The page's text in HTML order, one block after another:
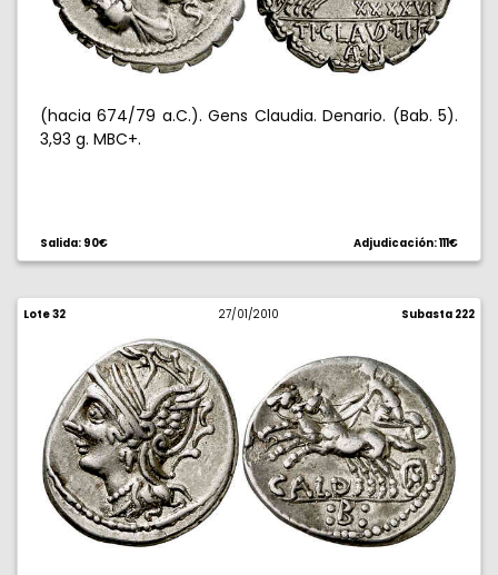
(hacia 674/79 a.C.). Gens Claudia. Denario. (Bab. 5).
3,93 g. MBC+.
Salida: 90€ Adjudicación: 111€
Lote 32 27/01/2010 Subasta 222